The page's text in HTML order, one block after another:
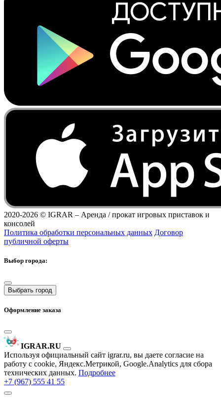
2020-2026 © IGRAR – Аренда / прокат игровых приставок и
консолей
Политика обработки персональных данных Договор
публичной оферты
Выбор города:
Выбрать город
Оформление заказа
IGRAR.RU
Используя официальный сайт igrar.ru, вы даете согласие на
работу с cookie, Яндекс.Метрикой, Google.Analytics для сбора
технических данных. Подробнее
+7 (967) 555 41 55